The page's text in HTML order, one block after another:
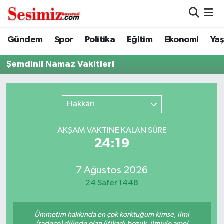
Gündem Spor Politika Eğitim Ekonomi
Şemdinli Namaz Vakitleri
Hakkâri
AKŞAM VAKTİNE KALAN SÜRE
24:19
7 Ağustos 2026
24 Safer 1448
Ümmetim hakkında en çok korktuğum kimse, ilmi
Dünya
Eğitim
Sağlık
Nöbetçi Eczaneler
Hava Durumu
Trafik Durumu
Süper Lig Puan Durumu ve Fikstür
Tüm Manşetler
Haber Arşivi